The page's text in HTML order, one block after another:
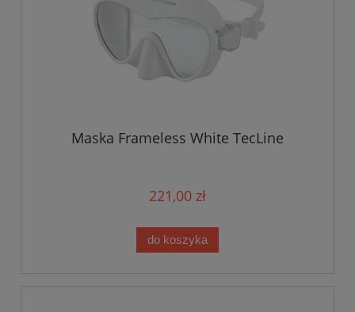
Maska Frameless White TecLine
221,00 zł
do koszyka